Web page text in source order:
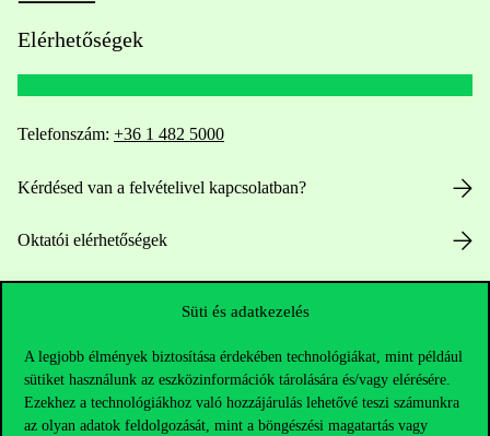
Süti és adatkezelés
A legjobb élmények biztosítása érdekében technológiákat, mint például
sütiket használunk az eszközinformációk tárolására és/vagy elérésére.
Ezekhez a technológiákhoz való hozzájárulás lehetővé teszi számunkra
az olyan adatok feldolgozását, mint a böngészési magatartás vagy
Elérhetőségek
Telefonszám: +36 1 482 5000
Kérdésed van a felvételivel kapcsolatban?
Oktatói elérhetőségek